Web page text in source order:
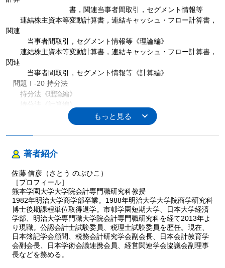
書，関連当事者間取引，セグメント情報等
連結株主資本等変動計算書，連結キャッシュ・フロー計算書，
関連
当事者間取引，セグメント情報等《理論編》
連結株主資本等変動計算書，連結キャッシュ・フロー計算書，
関連
当事者間取引，セグメント情報等《計算編》
問題Ⅰ-20 持分法
持分法《理論編》
持分法《計算編》
問題Ⅱ-１ 複式簿記の基本論点
複式簿記の基本論点《計算編》
金融商品《理論編》
金融商品《計算編》
問題Ⅱ-３ デリバティブ
デリバティブ《理論編》
デリバティブ《計算編》
問題Ⅱ-４ リース
リース《理論編》
リース《計算編》
著者紹介
佐藤 信彦（さとう のぶひこ）
［プロフィール］
熊本学園大学大学院会計専門職研究科教授
1982年明治大学商学部卒業。1988年明治大学大学院商学研究科
博士後期課程単位取得退学。市邨学園短期大学、日本大学経済
学部、明治大学専門職大学院会計専門職研究科を経て2013年よ
り現職。公認会計士試験委員、税理士試験委員を歴任。現在、
日本簿記学会顧問、税務会計研究学会副会長、日本会計教育学
会副会長、日本学術会議連携会員、経営関連学会協議会副理事
長などを務める。